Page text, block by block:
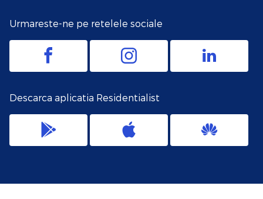
Urmareste-ne pe retelele sociale
Descarca aplicatia Residentialist